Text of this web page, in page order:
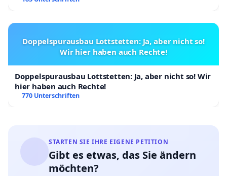
unterstützen das verantwortungsvolle
staatsmännische Denken des Ministers für Bildung
und Wissenschaft, Herrn Krasimir Valchev, der zu
Recht die religiöse Bildung als ein kraftvolles und
äußerst zeitgemäßes Mittel zur Bekämpfung der
moralischen Krise, Aggression und Abhängigkeiten
Einführung des Faches Religion-Christentum-
Orthodoxie als reguläres Schulfach in den Schulen
Doppelspurausbau Lottstetten: Ja, aber nicht so!
Wir hier haben auch Rechte!
Doppelspurausbau Lottstetten: Ja, aber nicht so! Wir
hier haben auch Rechte!
770 Unterschriften
STARTEN SIE IHRE EIGENE PETITION
Gibt es etwas, das Sie ändern
möchten?